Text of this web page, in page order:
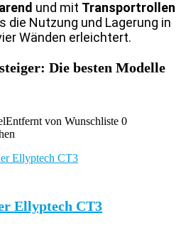
und mit Transportrollen
Nutzung und Lagerung in
Wänden erleichtert.
Die besten Modelle
Entfernt von Wunschliste 0
Ellyptech CT3